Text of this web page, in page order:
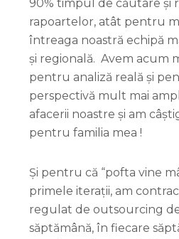
90% timpul de căutare și
rapoartelor, atât pentru
întreaga noastră echipă
și regională. Avem acum
pentru analiză reală și
perspectivă mult mai
afacerii noastre și am
pentru familia mea !
Și pentru că “pofta vine
primele iterații, am
regulat de outsourcing
săptămână, în fiecare